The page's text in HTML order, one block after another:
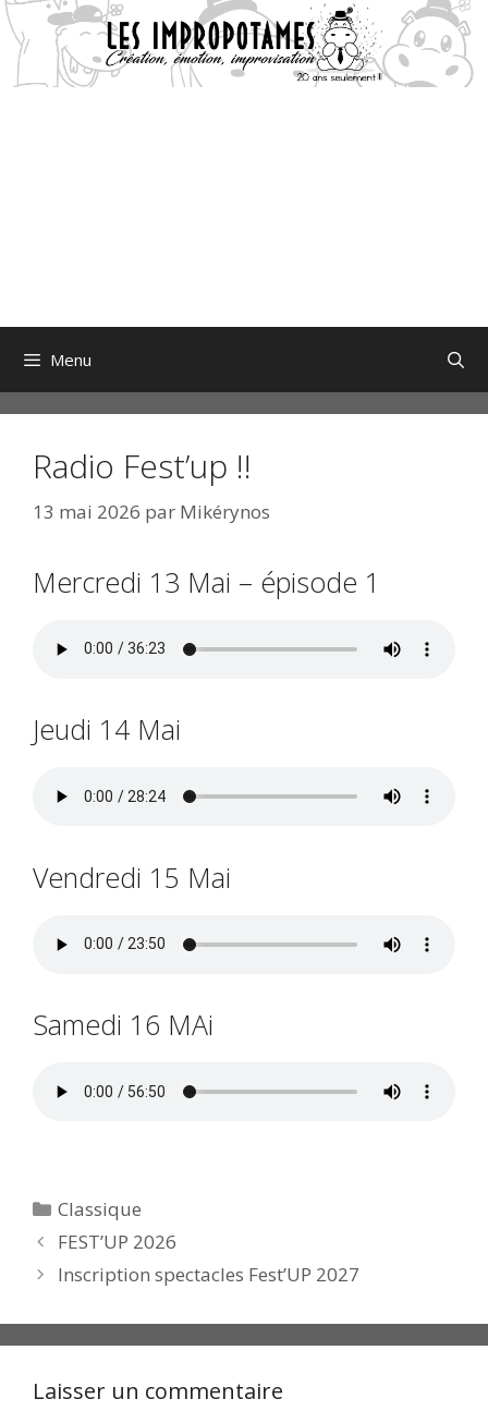
Aller
au
contenu
Menu
Radio Fest’up !!
13 mai 2026 par Mikérynos
Mercredi 13 Mai – épisode 1
Jeudi 14 Mai
Vendredi 15 Mai
Samedi 16 MAi
Catégories
Classique
FEST’UP 2026
Inscription spectacles Fest’UP 2027
Laisser un commentaire